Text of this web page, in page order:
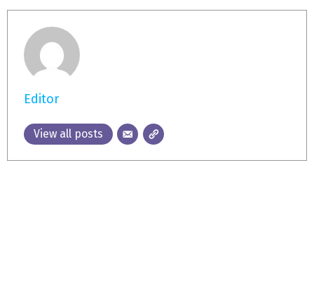
Editor
View all posts